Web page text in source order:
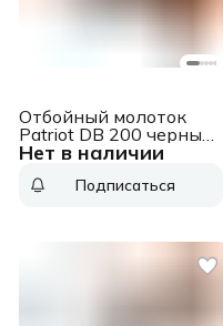
Нет в наличии
Отбойный молоток
Patriot DB 200 черный/
оранжевый
Подписаться